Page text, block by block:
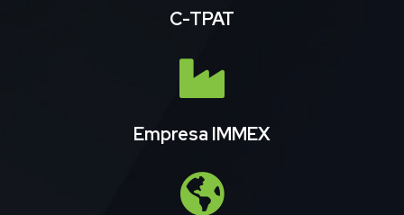
C-TPAT
Empresa IMMEX